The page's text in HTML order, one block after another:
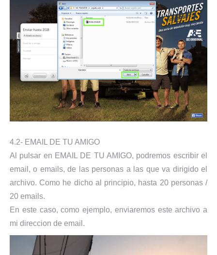
4.2- EMAIL DE TU AMIGO
Al pulsar en EMAIL DE TU AMIGO, podremos escribir el
email, o emails, de las personas a las que va dirigido el
archivo. Como he dicho al principio, hasta 20 personas /
20 emails.
En este caso, como ejemplo, enviaremos este archivo a
mi direccion de email.